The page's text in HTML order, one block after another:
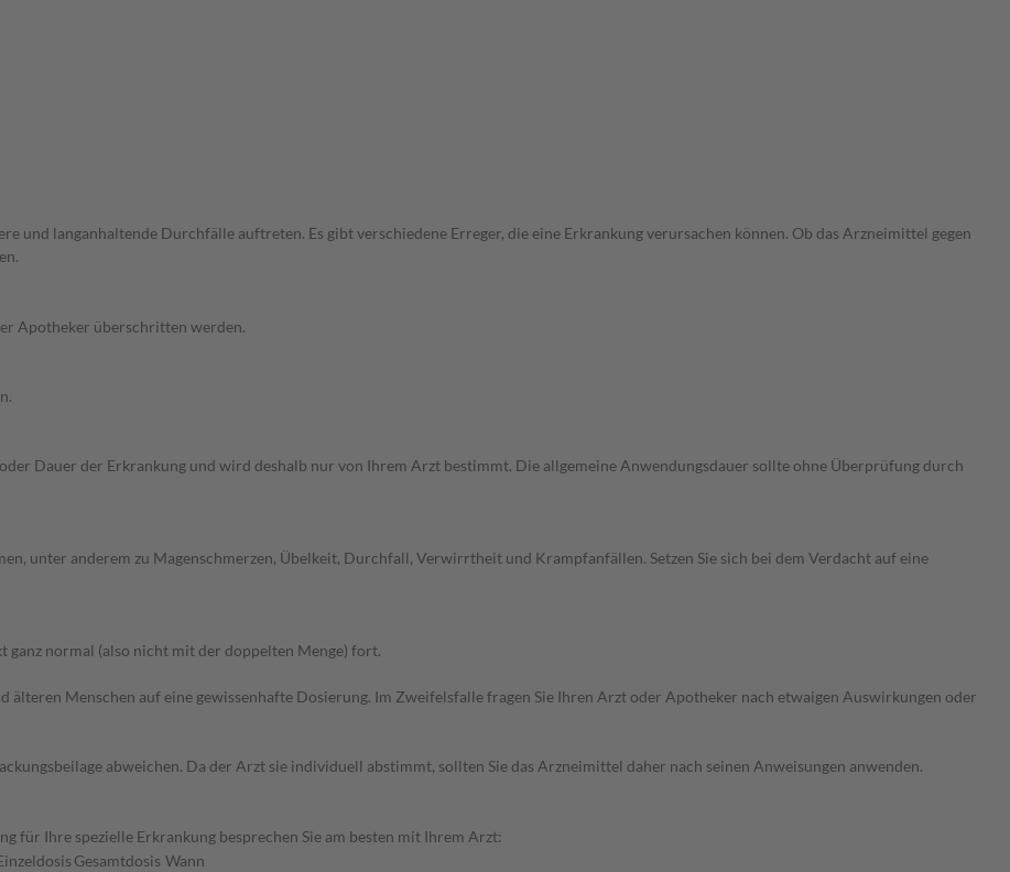
und langanhaltende Durchfälle auftreten. Es gibt verschiedene Erreger, die eine Erkrankung verursachen können. Ob das Arzneimittel gegen
Apotheker überschritten werden.
Dauer der Erkrankung und wird deshalb nur von Ihrem Arzt bestimmt. Die allgemeine Anwendungsdauer sollte ohne Überprüfung durch
unter anderem zu Magenschmerzen, Übelkeit, Durchfall, Verwirrtheit und Krampfanfällen. Setzen Sie sich bei dem Verdacht auf eine
ganz normal (also nicht mit der doppelten Menge) fort.
älteren Menschen auf eine gewissenhafte Dosierung. Im Zweifelsfalle fragen Sie Ihren Arzt oder Apotheker nach etwaigen Auswirkungen oder
abweichen. Da der Arzt sie individuell abstimmt, sollten Sie das Arzneimittel daher nach seinen Anweisungen anwenden.
für Ihre spezielle Erkrankung besprechen Sie am besten mit Ihrem Arzt:
Gesamtdosis Wann